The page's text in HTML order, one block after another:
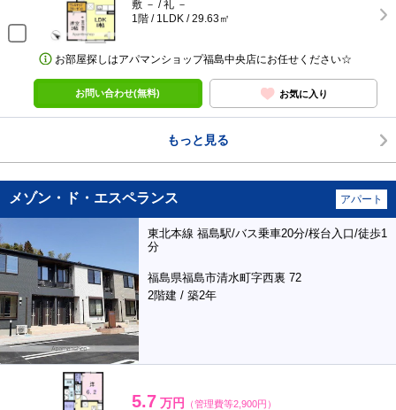
敷 － / 礼 －
1階 / 1LDK / 29.63㎡
お部屋探しはアパマンショップ福島中央店にお任せください☆
お問い合わせ(無料) お気に入り
もっと見る
メゾン・ド・エスペランス アパート
東北本線 福島駅/バス乗車20分/桜台入口/徒歩1
分
福島県福島市清水町字西裏 72
2階建 / 築2年
5.7 万円 （管理費等2,900円）